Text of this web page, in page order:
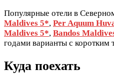
Популярные отели в
Maldives 5*, Per Aquum
Maldives 5*, Bandos
годами варианты с коротким
Куда поехать